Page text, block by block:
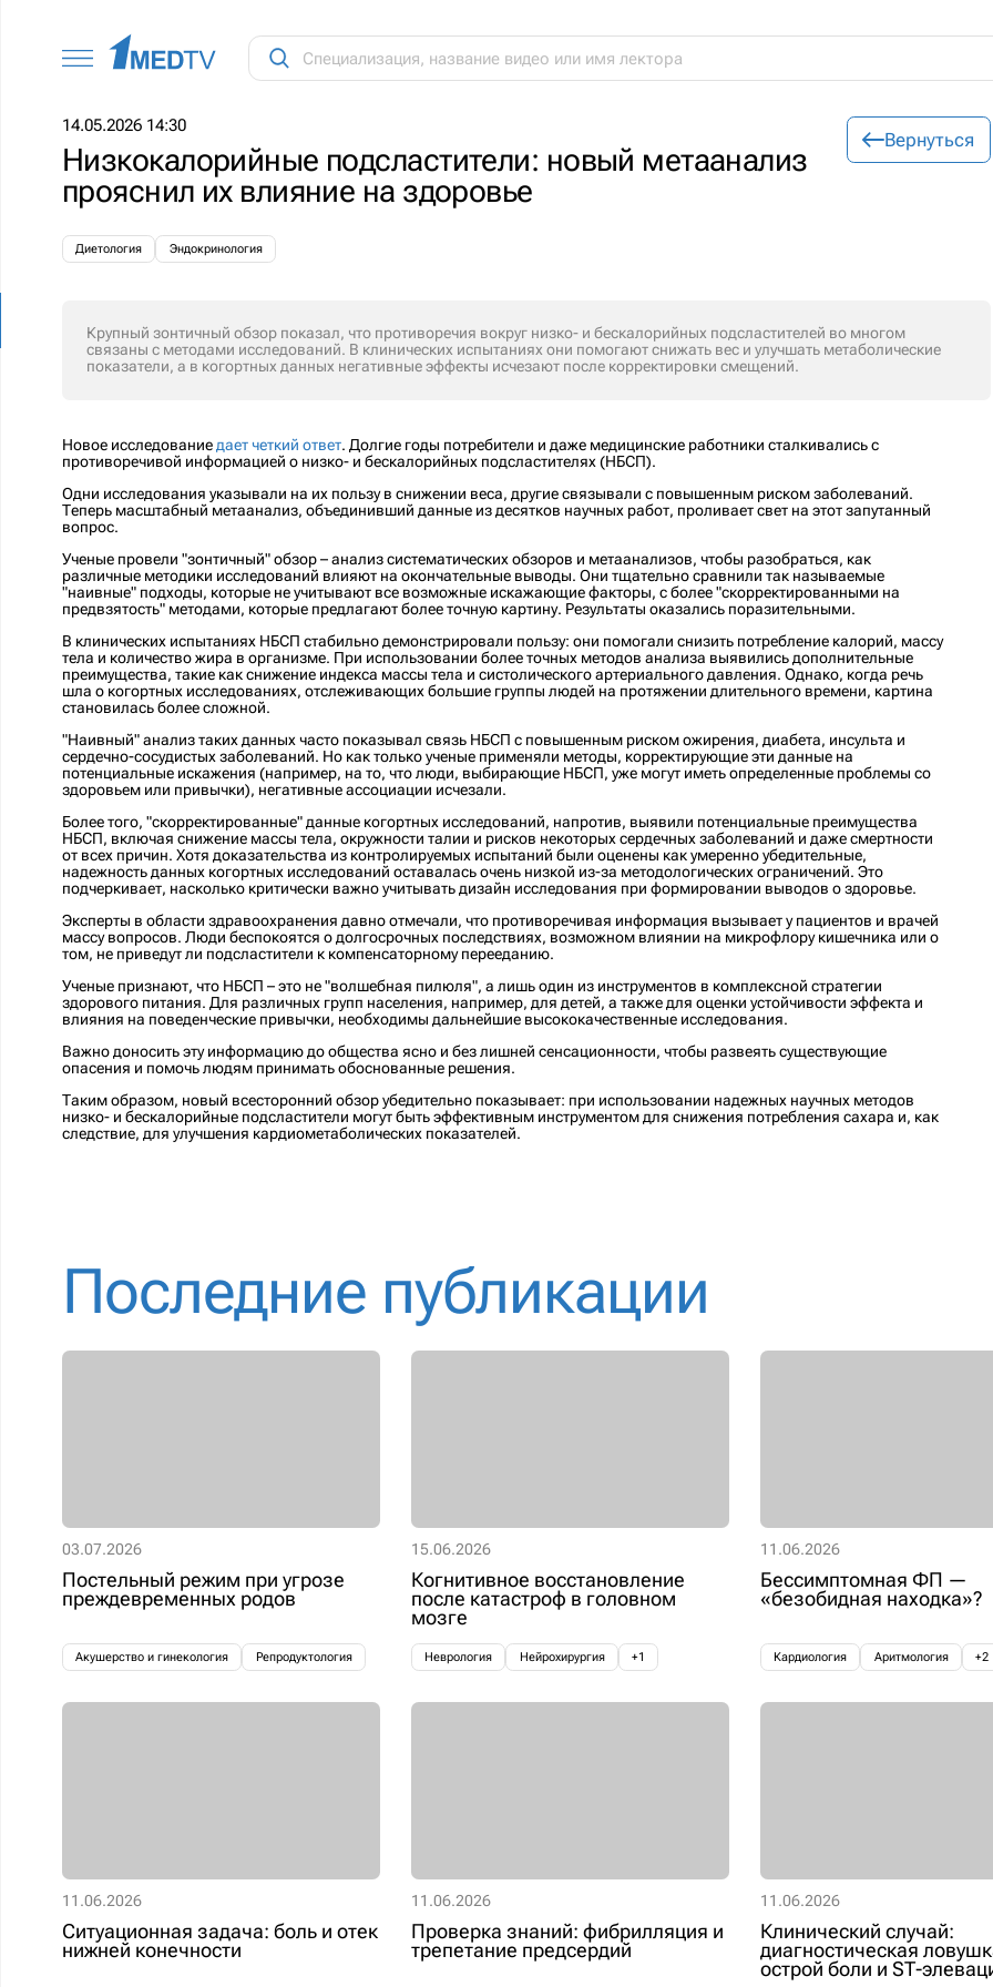
14.05.2026 14:30
Низкокалорийные подсластители: новый метаанализ
прояснил их влияние на здоровье
Диетология Эндокринология
Вернуться
Крупный зонтичный обзор показал, что противоречия вокруг низко- и бескалорийных подсластителей во многом
связаны с методами исследований. В клинических испытаниях они помогают снижать вес и улучшать метаболические
показатели, а в когортных данных негативные эффекты исчезают после корректировки смещений.
Новое исследованиедает четкий ответ. Долгие годы потребители и даже медицинские работники сталкивались с
противоречивой информацией о низко- и бескалорийных подсластителях (НБСП).
Одни исследования указывали на их пользу в снижении веса, другие связывали с повышенным риском заболеваний.
Теперь масштабный метаанализ, объединивший данные из десятков научных работ, проливает свет на этот запутанный
вопрос.
Ученые провели "зонтичный" обзор – анализ систематических обзоров и метаанализов, чтобы разобраться, как
различные методики исследований влияют на окончательные выводы. Они тщательно сравнили так называемые
"наивные" подходы, которые не учитывают все возможные искажающие факторы, с более "скорректированными на
предвзятость" методами, которые предлагают более точную картину. Результаты оказались поразительными.
В клинических испытаниях НБСП стабильно демонстрировали пользу: они помогали снизить потребление калорий, массу
тела и количество жира в организме. При использовании более точных методов анализа выявились дополнительные
преимущества, такие как снижение индекса массы тела и систолического артериального давления. Однако, когда речь
шла о когортных исследованиях, отслеживающих большие группы людей на протяжении длительного времени, картина
становилась более сложной.
"Наивный" анализ таких данных часто показывал связь НБСП с повышенным риском ожирения, диабета, инсульта и
сердечно-сосудистых заболеваний. Но как только ученые применяли методы, корректирующие эти данные на
потенциальные искажения (например, на то, что люди, выбирающие НБСП, уже могут иметь определенные проблемы со
здоровьем или привычки), негативные ассоциации исчезали.
Более того, "скорректированные" данные когортных исследований, напротив, выявили потенциальные преимущества
НБСП, включая снижение массы тела, окружности талии и рисков некоторых сердечных заболеваний и даже смертности
от всех причин. Хотя доказательства из контролируемых испытаний были оценены как умеренно убедительные,
надежность данных когортных исследований оставалась очень низкой из-за методологических ограничений. Это
подчеркивает, насколько критически важно учитывать дизайн исследования при формировании выводов о здоровье.
Эксперты в области здравоохранения давно отмечали, что противоречивая информация вызывает у пациентов и врачей
массу вопросов. Люди беспокоятся о долгосрочных последствиях, возможном влиянии на микрофлору кишечника или о
том, не приведут ли подсластители к компенсаторному перееданию.
Ученые признают, что НБСП – это не "волшебная пилюля", а лишь один из инструментов в комплексной стратегии
здорового питания. Для различных групп населения, например, для детей, а также для оценки устойчивости эффекта и
влияния на поведенческие привычки, необходимы дальнейшие высококачественные исследования.
Важно доносить эту информацию до общества ясно и без лишней сенсационности, чтобы развеять существующие
опасения и помочь людям принимать обоснованные решения.
Таким образом, новый всесторонний обзор убедительно показывает: при использовании надежных научных методов
низко- и бескалорийные подсластители могут быть эффективным инструментом для снижения потребления сахара и, как
следствие, для улучшения кардиометаболических показателей.
Последние публикации
03.07.2026
Постельный режим при угрозе
преждевременных родов
Акушерство и гинекология Репродуктология
15.06.2026
Когнитивное восстановление
после катастроф в головном
мозге
Неврология Нейрохирургия +1
11.06.2026
Бессимптомная ФП —
«безобидная находка»?
Кардиология Аритмология +2
11.06.2026
Ситуационная задача: боль и отек
нижней конечности
11.06.2026
Проверка знаний: фибрилляция и
трепетание предсердий
11.06.2026
Клинический случай:
диагностическая
острой боли и ST-